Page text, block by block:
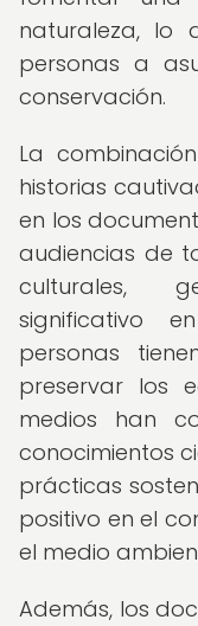
naturaleza, lo
personas a
conservación.
La
historias
en los
audiencias de
culturales,
significativo
personas
preservar los
medios han
conocimientos
prácticas
positivo en el
el medio
Además, los